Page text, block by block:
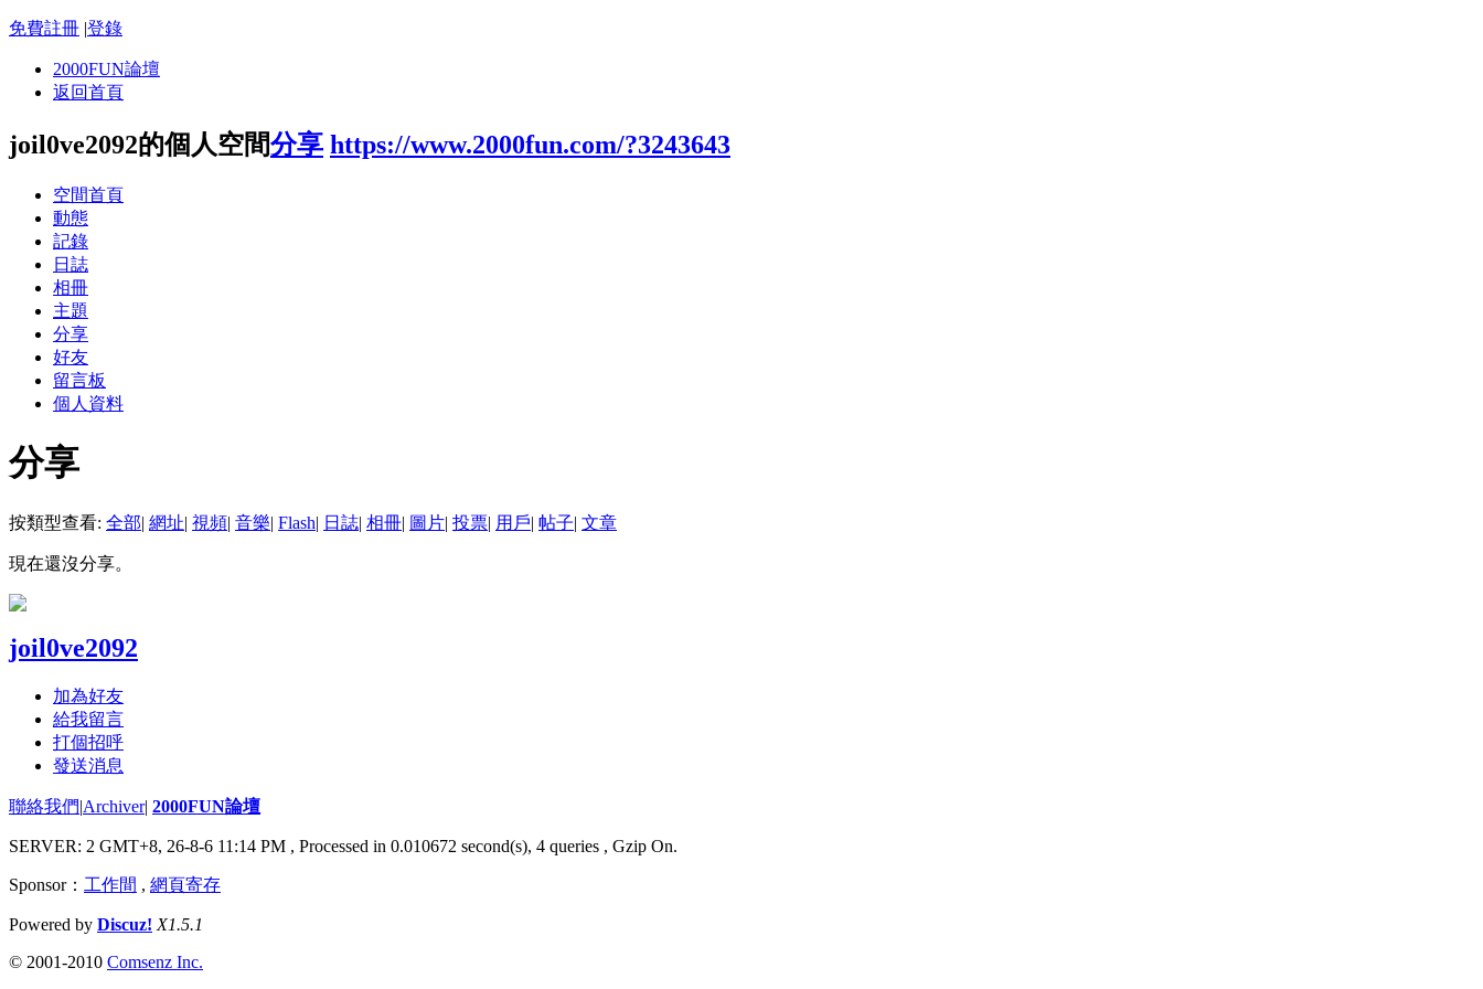
免費註冊 |登錄
2000FUN論壇
返回首頁
joil0ve2092的個人空間分享 https://www.2000fun.com/?3243643
空間首頁
動態
記錄
日誌
相冊
主題
分享
好友
留言板
個人資料
分享
按類型查看: 全部| 網址| 視頻| 音樂| Flash| 日誌| 相冊| 圖片| 投票| 用戶| 帖子| 文章
現在還沒分享。
joil0ve2092
加為好友
給我留言
打個招呼
發送消息
聯絡我們|Archiver| 2000FUN論壇
SERVER: 2 GMT+8, 26-8-6 11:14 PM , Processed in 0.010672 second(s), 4 queries , Gzip On.
Sponsor： 工作間 , 網頁寄存
Powered by Discuz! X1.5.1
© 2001-2010 Comsenz Inc.